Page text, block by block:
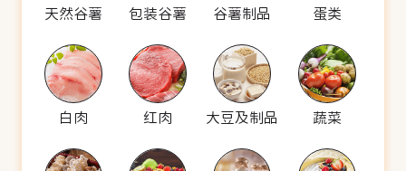
天然谷薯 包装谷薯 谷薯制品 蛋类
白肉 红肉 大豆及制品 蔬菜